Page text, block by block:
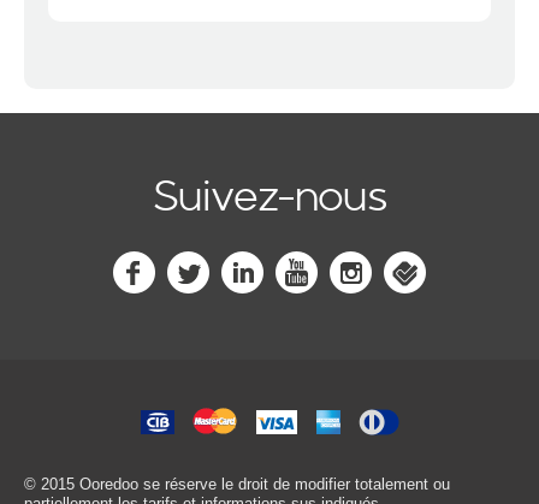
Suivez-nous
© 2015 Ooredoo se réserve le droit de modifier totalement ou